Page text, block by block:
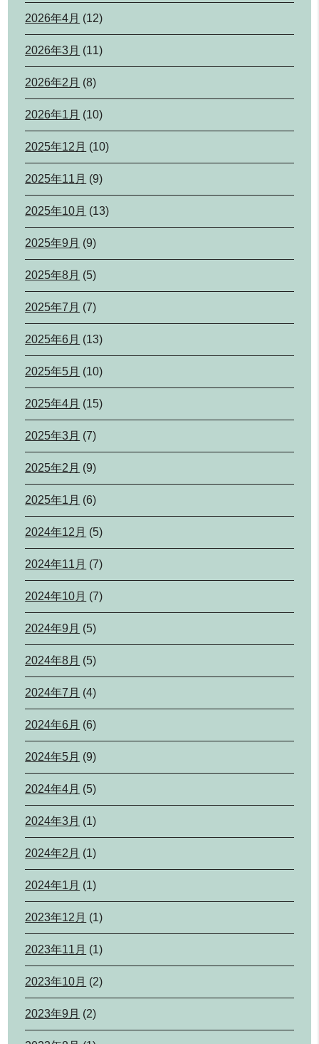
2026年4月 (12)
2026年3月 (11)
2026年2月 (8)
2026年1月 (10)
2025年12月 (10)
2025年11月 (9)
2025年10月 (13)
2025年9月 (9)
2025年8月 (5)
2025年7月 (7)
2025年6月 (13)
2025年5月 (10)
2025年4月 (15)
2025年3月 (7)
2025年2月 (9)
2025年1月 (6)
2024年12月 (5)
2024年11月 (7)
2024年10月 (7)
2024年9月 (5)
2024年8月 (5)
2024年7月 (4)
2024年6月 (6)
2024年5月 (9)
2024年4月 (5)
2024年3月 (1)
2024年2月 (1)
2024年1月 (1)
2023年12月 (1)
2023年11月 (1)
2023年10月 (2)
2023年9月 (2)